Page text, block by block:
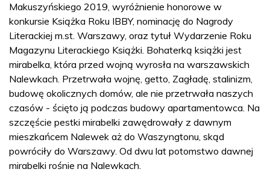
Makuszyńskiego 2019, wyróżnienie honorowe w
konkursie Książka Roku IBBY, nominację do Nagrody
Literackiej m.st. Warszawy, oraz tytuł Wydarzenie Roku
Magazynu Literackiego Książki. Bohaterką książki jest
mirabelka, która przed wojną wyrosła na warszawskich
Nalewkach. Przetrwała wojnę, getto, Zagładę, stalinizm,
budowę okolicznych domów, ale nie przetrwała naszych
czasów - ścięto ją podczas budowy apartamentowca. Na
szczęście pestki mirabelki zawędrowały z dawnym
mieszkańcem Nalewek aż do Waszyngtonu, skąd
powróciły do Warszawy. Od dwu lat potomstwo dawnej
mirabelki rośnie na Nalewkach.